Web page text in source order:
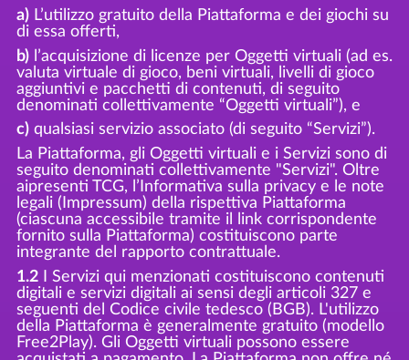
a)L’utilizzo gratuito della Piattaforma e dei giochi su
di essa offerti,
b)l’acquisizione di licenze per Oggetti virtuali (ad es.
valuta virtuale di gioco, beni virtuali, livelli di gioco
aggiuntivi e pacchetti di contenuti, di seguito
denominati collettivamente “Oggetti virtuali”), e
c)qualsiasi servizio associato (di seguito “Servizi”).
La Piattaforma, gli Oggetti virtuali e i Servizi sono di
seguito denominati collettivamente "Servizi". Oltre
aipresenti TCG, l’Informativa sulla privacy e le note
legali (Impressum) della rispettiva Piattaforma
(ciascuna accessibile tramite il link corrispondente
fornito sulla Piattaforma) costituiscono parte
integrante del rapporto contrattuale.
1.2I Servizi qui menzionati costituiscono contenuti
digitali e servizi digitali ai sensi degli articoli 327 e
seguenti del Codice civile tedesco (BGB). L'utilizzo
della Piattaforma è generalmente gratuito (modello
Free2Play). Gli Oggetti virtuali possono essere